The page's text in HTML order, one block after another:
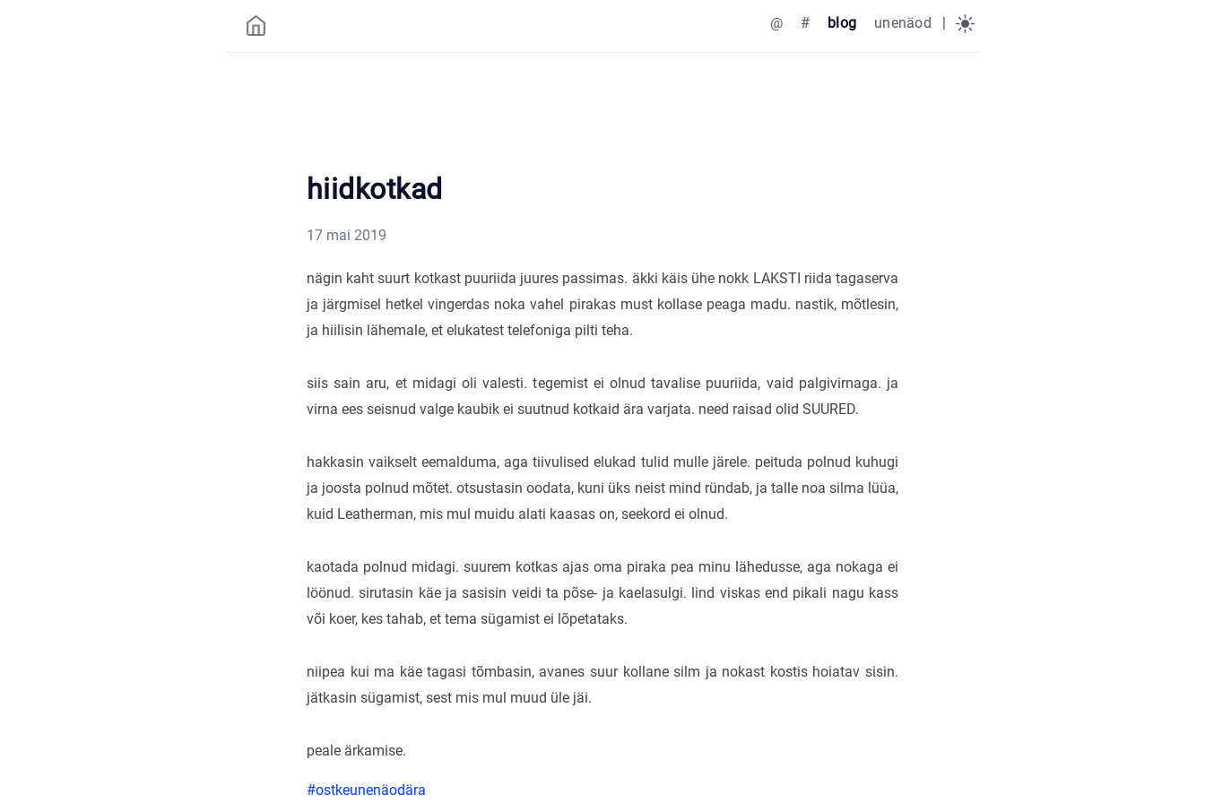
@ # blog unenäod |
hiidkotkad
17 mai 2019
nägin kaht suurt kotkast puuriida juures passimas. äkki käis ühe nokk LAKSTI riida tagaserva
ja järgmisel hetkel vingerdas noka vahel pirakas must kollase peaga madu. nastik, mõtlesin,
ja hiilisin lähemale, et elukatest telefoniga pilti teha.
siis sain aru, et midagi oli valesti. tegemist ei olnud tavalise puuriida, vaid palgivirnaga. ja
virna ees seisnud valge kaubik ei suutnud kotkaid ära varjata. need raisad olid SUURED.
hakkasin vaikselt eemalduma, aga tiivulised elukad tulid mulle järele. peituda polnud kuhugi
ja joosta polnud mõtet. otsustasin oodata, kuni üks neist mind ründab, ja talle noa silma lüüa,
kuid Leatherman, mis mul muidu alati kaasas on, seekord ei olnud.
kaotada polnud midagi. suurem kotkas ajas oma piraka pea minu lähedusse, aga nokaga ei
löönud. sirutasin käe ja sasisin veidi ta põse- ja kaelasulgi. lind viskas end pikali nagu kass
või koer, kes tahab, et tema sügamist ei lõpetataks.
niipea kui ma käe tagasi tõmbasin, avanes suur kollane silm ja nokast kostis hoiatav sisin.
jätkasin sügamist, sest mis mul muud üle jäi.
peale ärkamise.
#ostkeunenäodära